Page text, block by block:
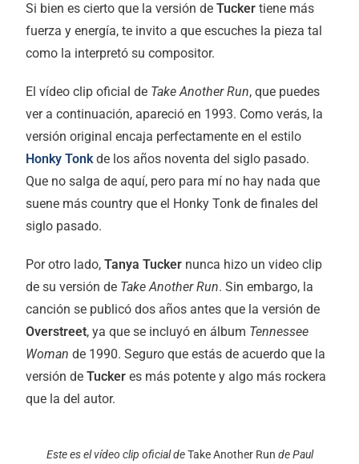
Si bien es cierto que la versión deTucker tiene más
fuerza y energía, te invito a que escuches la pieza tal
como la interpretó su compositor.
El vídeo clip oficial de Take Another Run, que puedes
ver a continuación, apareció en 1993. Como verás, la
versión original encaja perfectamente en el estilo
Honky Tonkde los años noventa del siglo pasado.
Que no salga de aquí, pero para mí no hay nada que
suene más country que el Honky Tonk de finales del
siglo pasado.
Por otro lado,Tanya Tucker nunca hizo un video clip
de su versión de Take Another Run. Sin embargo, la
canción se publicó dos años antes que la versión de
Overstreet, ya que se incluyó en álbum Tennessee
Woman de 1990. Seguro que estás de acuerdo que la
versión deTuckeres más potente y algo más rockera
que la del autor.
Este es el vídeo clip oficial deTake Another Run de Paul